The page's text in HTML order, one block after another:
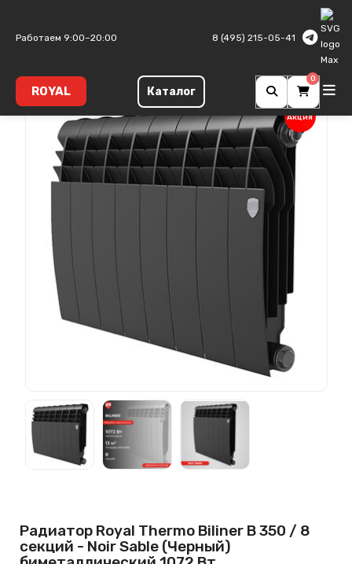
Работаем 9:00–20:00 8 (495) 215-05-41
ROYAL Каталог
0
Акция
Радиатор Royal Thermo Biliner B 350 / 8
секций - Noir Sable (Черный)